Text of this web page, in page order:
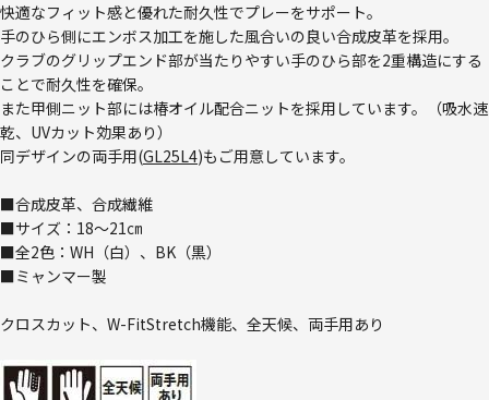
快適なフィット感と優れた耐久性でプレーをサポート。
手のひら側にエンボス加工を施した風合いの良い合成皮革を採用。
クラブのグリップエンド部が当たりやすい手のひら部を2重構造にする
ことで耐久性を確保。
また甲側ニット部には椿オイル配合ニットを採用しています。（吸水速
乾、UVカット効果あり）
同デザインの両手用(GL25L4)もご用意しています。
■合成皮革、合成繊維
■サイズ：18～21㎝
■全2色：WH（白）、BK（黒）
■ミャンマー製
クロスカット、W-FitStretch機能、全天候、両手用あり